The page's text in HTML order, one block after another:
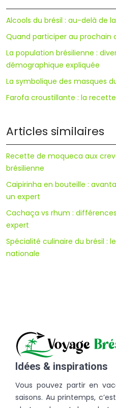
Alcools du brésil : au-delà de
Quand participer au prochain
La population brésilienne :
démographique expliquée
La symbolique des masques
Farofa croustillante : la
Articles similaires
Recette de moqueca aux
brésilienne
Caipirinha en bouteille :
un expert
Cachaça vs rhum :
expert
Spécialité culinaire du brésil :
nationale
Idées & inspirations
Vous pouvez partir en
saisons. Au printemps,